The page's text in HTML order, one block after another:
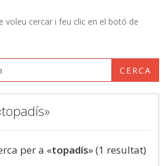
voleu cercar i feu clic en el botó de
CERCA
per a «topadís» (1 resultat)